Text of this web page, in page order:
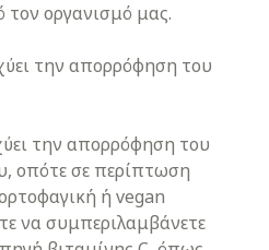
οργανισμό μας.
την απορρόφηση του
την απορρόφηση του
οπότε σε περίπτωση
ή vegan
να συμπεριλαμβάνετε